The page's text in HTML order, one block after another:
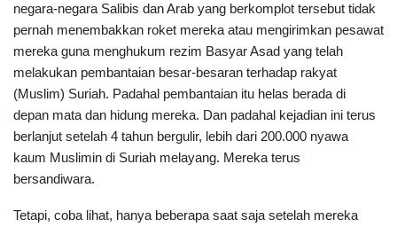
negara-negara Salibis dan Arab yang berkomplot tersebut tidak
pernah menembakkan roket mereka atau mengirimkan pesawat
mereka guna menghukum rezim Basyar Asad yang telah
melakukan pembantaian besar-besaran terhadap rakyat
(Muslim) Suriah. Padahal pembantaian itu helas berada di
depan mata dan hidung mereka. Dan padahal kejadian ini terus
berlanjut setelah 4 tahun bergulir, lebih dari 200.000 nyawa
kaum Muslimin di Suriah melayang. Mereka terus
bersandiwara.
Tetapi, coba lihat, hanya beberapa saat saja setelah mereka